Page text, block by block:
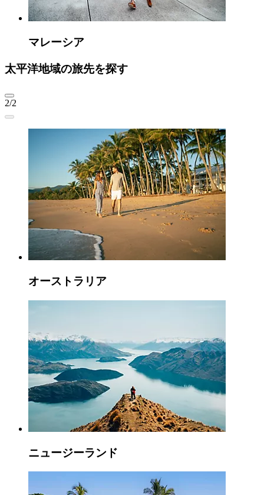
マレーシア
太平洋地域の旅先を探す
2/2
オーストラリア
ニュージーランド